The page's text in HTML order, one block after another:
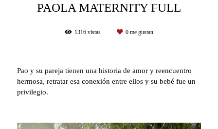
PAOLA MATERNITY FULL
1316 vistas 0 me gustan
Pao y su pareja tienen una historia de amor y reencuentro
hermosa, retratar esa conexión entre ellos y su bebé fue un
privilegio.